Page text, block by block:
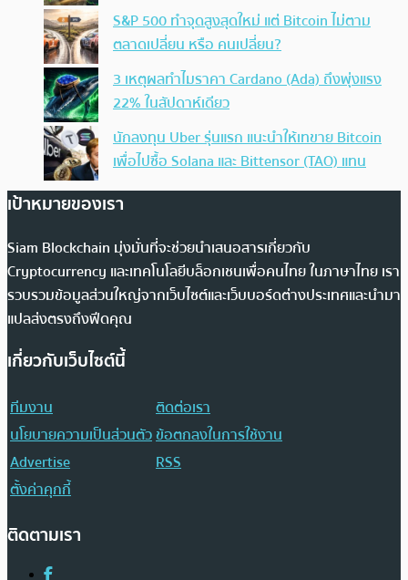
S&P 500 ทำจุดสูงสุดใหม่ แต่ Bitcoin ไม่ตาม
ตลาดเปลี่ยน หรือ คนเปลี่ยน?
3 เหตุผลทำไมราคา Cardano (Ada) ถึงพุ่งแรง
22% ในสัปดาห์เดียว
นักลงทุน Uber รุ่นแรก แนะนำให้เทขาย Bitcoin
เพื่อไปซื้อ Solana และ Bittensor (TAO) แทน
เป้าหมายของเรา
Siam Blockchain มุ่งมั่นที่จะช่วยนำเสนอสารเกี่ยวกับ
Cryptocurrency และเทคโนโลยีบล็อกเชนเพื่อคนไทย ในภาษาไทย เรา
รวบรวมข้อมูลส่วนใหญ่จากเว็บไซต์และเว็บบอร์ดต่างประเทศและนำมา
แปลส่งตรงถึงฟีดคุณ
เกี่ยวกับเว็บไซต์นี้
ทีมงาน
ติดต่อเรา
นโยบายความเป็นส่วนตัวข้อตกลงในการใช้งาน
Advertise
RSS
ตั้งค่าคุกกี้
ติดตามเรา